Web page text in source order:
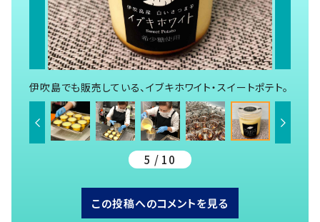
伊吹島でも販売している、イブキホワイト・スイートポテト。
5 / 10
この投稿へのコメントを見る